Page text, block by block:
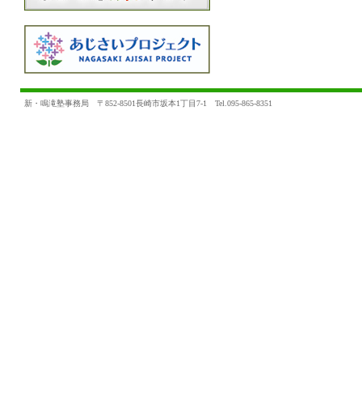
新・鳴滝塾事務局 〒852-8501長崎市坂本1丁目7-1 Tel.095-865-8351